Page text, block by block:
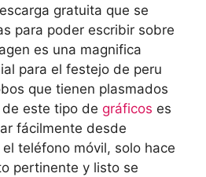
gratuita que se
para poder escribir sobre
es una magnifica
para el festejo de peru
que tienen plasmados
este tipo de gráficos es
fácilmente desde
teléfono móvil, solo hace
pertinente y listo se